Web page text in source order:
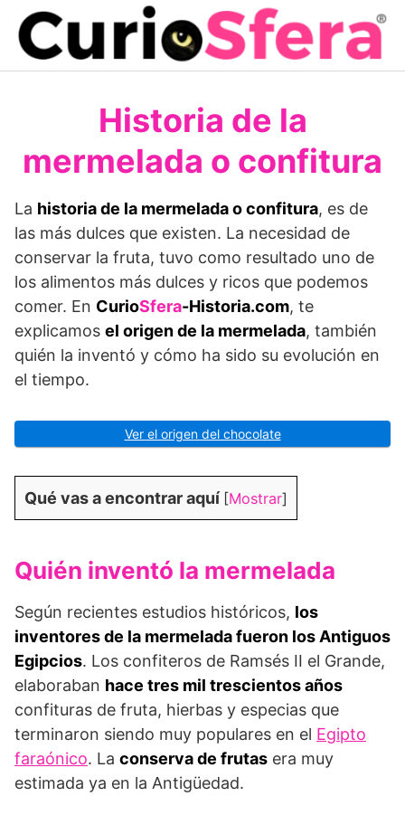
Saltar
contenido
Historia de la
mermelada o confitura
La historia de la mermelada o confitura, es de
las más dulces que existen. La necesidad de
conservar la fruta, tuvo como resultado uno de
los alimentos más dulces y ricos que podemos
comer. En CurioSfera-Historia.com, te
explicamos el origen de la mermelada, también
quién la inventó y cómo ha sido su evolución en
el tiempo.
Ver el origen del chocolate
Qué vas a encontrar aquí [Mostrar]
Quién inventó la mermelada
Según recientes estudios históricos, los
inventores de la mermelada fueron los Antiguos
Egipcios. Los confiteros de Ramsés II el Grande,
elaboraban hace tres mil trescientos años
confituras de fruta, hierbas y especias que
terminaron siendo muy populares en el Egipto
faraónico. La conserva de frutas era muy
estimada ya en la Antigüedad.